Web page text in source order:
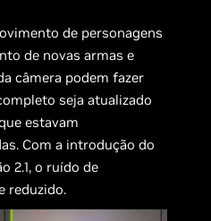
de personagens
de novas armas e
câmera podem fazer
seja atualizado
estavam
Com a introdução do
2.1, o ruído de
reduzido.